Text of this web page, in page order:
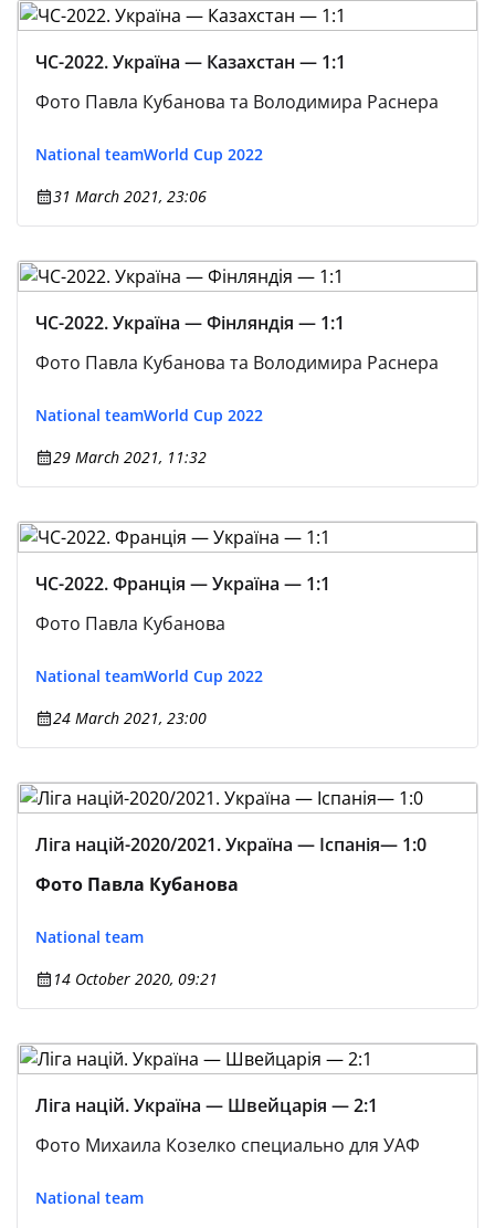
ЧС-2022. Україна — Казахстан — 1:1
Фото Павла Кубанова та Володимира Раснера
National teamWorld Cup 2022
31 March 2021, 23:06
ЧС-2022. Україна — Фінляндія — 1:1
Фото Павла Кубанова та Володимира Раснера
National teamWorld Cup 2022
29 March 2021, 11:32
ЧС-2022. Франція — Україна — 1:1
Фото Павла Кубанова
National teamWorld Cup 2022
24 March 2021, 23:00
Ліга націй-2020/2021. Україна — Іспанія— 1:0
Фото Павла Кубанова
National team
14 October 2020, 09:21
Ліга націй. Україна — Швейцарія — 2:1
Фото Михаила Козелко специально для УАФ
National team